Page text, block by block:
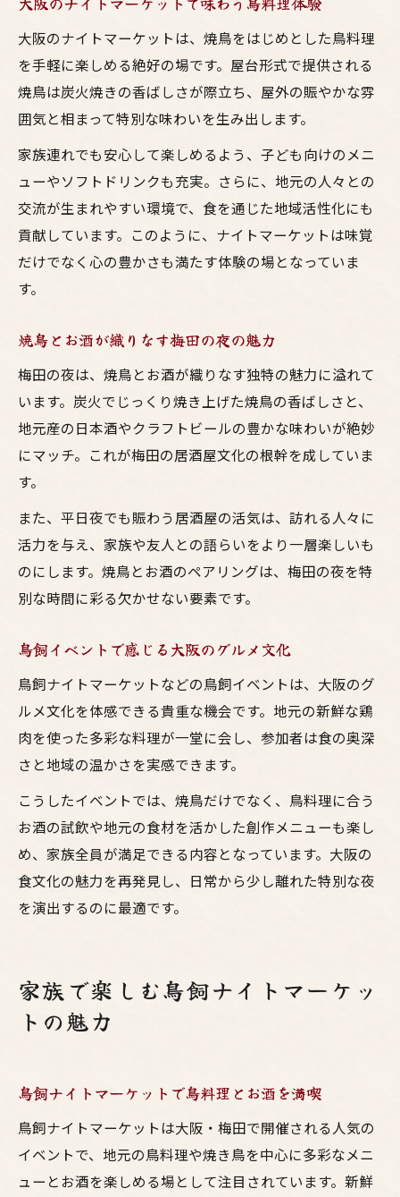
大阪のナイトマーケットは、焼鳥をはじめとした鳥料理
を手軽に楽しめる絶好の場です。屋台形式で提供される
焼鳥は炭火焼きの香ばしさが際立ち、屋外の賑やかな雰
囲気と相まって特別な味わいを生み出します。
家族連れでも安心して楽しめるよう、子ども向けのメニ
ューやソフトドリンクも充実。さらに、地元の人々との
交流が生まれやすい環境で、食を通じた地域活性化にも
貢献しています。このように、ナイトマーケットは味覚
だけでなく心の豊かさも満たす体験の場となっていま
す。
焼鳥とお酒が織りなす梅田の夜の魅力
梅田の夜は、焼鳥とお酒が織りなす独特の魅力に溢れて
います。炭火でじっくり焼き上げた焼鳥の香ばしさと、
地元産の日本酒やクラフトビールの豊かな味わいが絶妙
にマッチ。これが梅田の居酒屋文化の根幹を成していま
す。
また、平日夜でも賑わう居酒屋の活気は、訪れる人々に
活力を与え、家族や友人との語らいをより一層楽しいも
のにします。焼鳥とお酒のペアリングは、梅田の夜を特
別な時間に彩る欠かせない要素です。
鳥飼イベントで感じる大阪のグルメ文化
鳥飼ナイトマーケットなどの鳥飼イベントは、大阪のグ
ルメ文化を体感できる貴重な機会です。地元の新鮮な鶏
肉を使った多彩な料理が一堂に会し、参加者は食の奥深
さと地域の温かさを実感できます。
こうしたイベントでは、焼鳥だけでなく、鳥料理に合う
お酒の試飲や地元の食材を活かした創作メニューも楽し
め、家族全員が満足できる内容となっています。大阪の
食文化の魅力を再発見し、日常から少し離れた特別な夜
を演出するのに最適です。
家族で楽しむ鳥飼ナイトマーケッ
トの魅力
鳥飼ナイトマーケットで鳥料理とお酒を満喫
鳥飼ナイトマーケットは大阪・梅田で開催される人気の
イベントで、地元の鳥料理や焼き鳥を中心に多彩なメニ
ューとお酒を楽しめる場として注目されています。新鮮